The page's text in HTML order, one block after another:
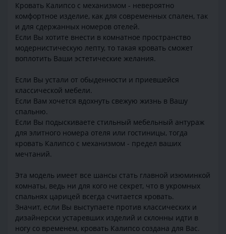
Кровать Калипсо с механизмом - невероятно
комфортное изделие, как для современных спален, так
и для сдержанных номеров отелей.
Если Вы хотите внести в комнатное пространство
модернистическую лепту, то такая кровать сможет
воплотить Ваши эстетические желания.
Если Вы устали от обыденности и приевшейся
классической мебели.
Если Вам хочется вдохнуть свежую жизнь в Вашу
спальню.
Если Вы подыскиваете стильный мебельный антураж
для элитного номера отеля или гостиницы, тогда
кровать Калипсо с механизмом - предел ваших
мечтаний.
Эта модель имеет все шансы стать главной изюминкой
комнаты, ведь ни для кого не секрет, что в укромных
спальнях царицей всегда считается кровать.
Значит, если Вы выступаете против классических и
дизайнерски устаревших изделий и склонны идти в
ногу со временем, кровать Калипсо создана для Вас.